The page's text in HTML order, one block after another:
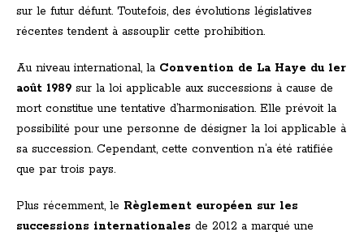
sur le futur défunt. Toutefois, des évolutions législatives
récentes tendent à assouplir cette prohibition.
Au niveau international, la Convention de La Haye du 1er
août 1989 sur la loi applicable aux successions à cause de
mort constitue une tentative d’harmonisation. Elle prévoit la
possibilité pour une personne de désigner la loi applicable à
sa succession. Cependant, cette convention n’a été ratifiée
que par trois pays.
Plus récemment, le Règlement européen sur les
successions internationales de 2012 a marqué une